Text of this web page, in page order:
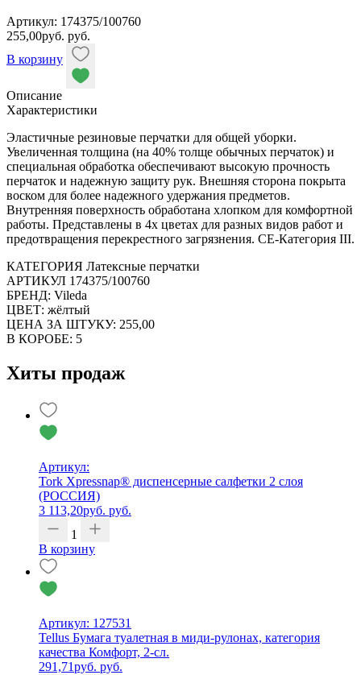
Артикул: 174375/100760
255,00руб. руб.
В корзину
Описание
Характеристики
Эластичные резиновые перчатки для общей уборки.
Увеличенная толщина (на 40% толще обычных перчаток) и
специальная обработка обеспечивают высокую прочность
перчаток и надежную защиту рук. Внешняя сторона покрыта
воском для более надежного удержания предметов.
Внутренняя поверхность обработана хлопком для комфортной
работы. Представлены в 4х цветах для разных видов работ и
предотвращения перекрестного загрязнения. CE-Категория III.
КАТЕГОРИЯ Латексные перчатки
АРТИКУЛ 174375/100760
БРЕНД: Vileda
ЦВЕТ: жёлтый
ЦЕНА ЗА ШТУКУ: 255,00
В КОРОБЕ: 5
Хиты продаж
Артикул:
Tork Xpressnap® диспенсерные салфетки 2 слоя
(РОССИЯ)
3 113,20руб. руб.
1
В корзину
Артикул: 127531
Tellus Бумага туалетная в миди-рулонах, категория
качества Комфорт, 2-сл.
291,71руб. руб.